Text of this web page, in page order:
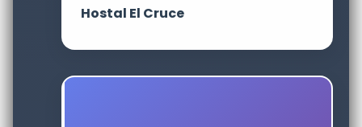
Hostal El Cruce